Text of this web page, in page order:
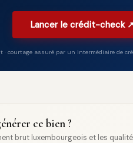
Lancer le crédit-check ↗
courtage assuré par un intermédiaire de
ce bien ?
brut luxembourgeois et les